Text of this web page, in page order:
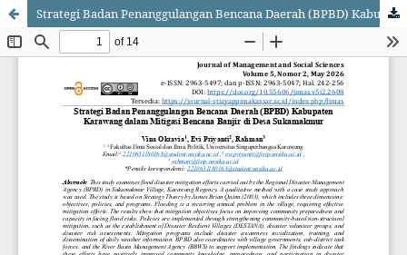
Strategi Badan Penanggulangan Bencana Daerah (BPBD) Kabupaten Karawang Dalam Mitigasi Bencana Banjir di Desa Sukamakmur